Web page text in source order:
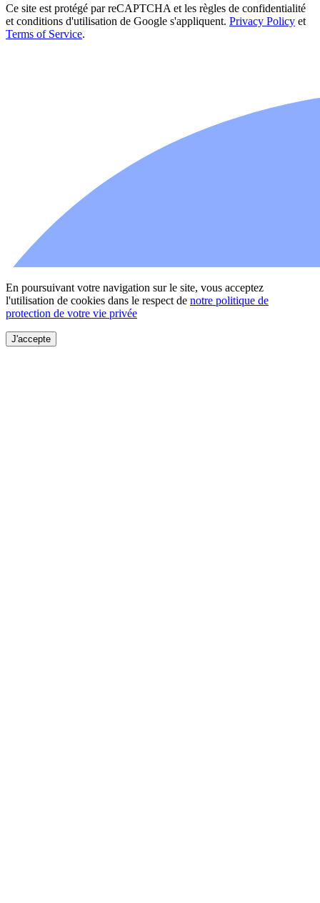
Ce site est protégé par reCAPTCHA et les règles de confidentialité
et conditions d'utilisation de Google s'appliquent. Privacy Policy et
Terms of Service.
En poursuivant votre navigation sur le site, vous acceptez
l'utilisation de cookies dans le respect de notre politique de
protection de votre vie privée
J'accepte